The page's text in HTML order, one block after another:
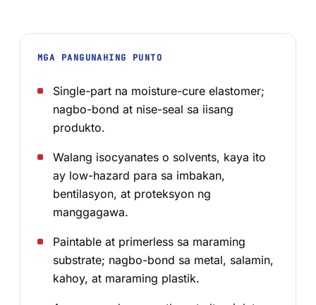
MGA PANGUNAHING PUNTO
Single-part na moisture-cure elastomer;
nagbo-bond at nise-seal sa iisang
produkto.
Walang isocyanates o solvents, kaya ito
ay low-hazard para sa imbakan,
bentilasyon, at proteksyon ng
manggagawa.
Paintable at primerless sa maraming
substrate; nagbo-bond sa metal, salamin,
kahoy, at maraming plastik.